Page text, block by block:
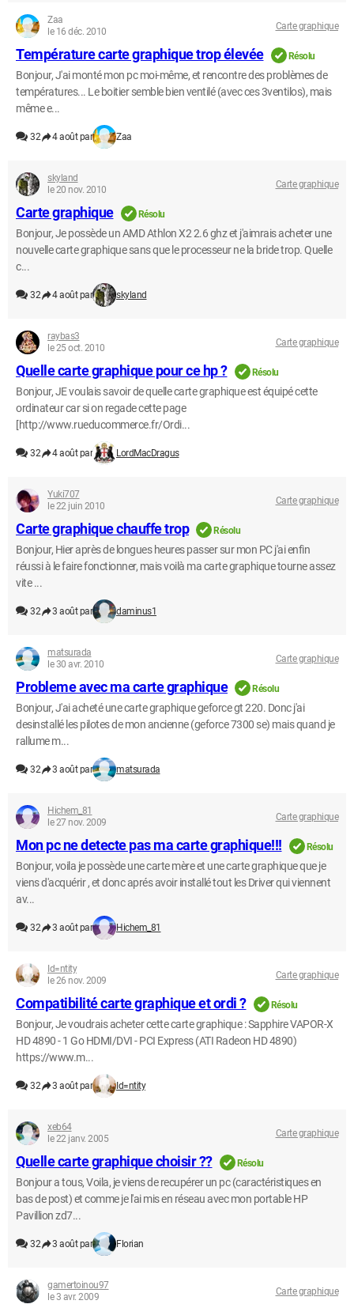
Zaa
le 16 déc. 2010
Carte graphique
Température carte graphique trop élevée Résolu
Bonjour, J'ai monté mon pc moi-même, et rencontre des problèmes de
températures... Le boitier semble bien ventilé (avec ces 3ventilos), mais
même e...
32 4 août par Zaa
skyland
le 20 nov. 2010
Carte graphique
Carte graphique Résolu
Bonjour, Je possède un AMD Athlon X2 2.6 ghz et j'aimrais acheter une
nouvelle carte graphique sans que le processeur ne la bride trop. Quelle
c...
32 4 août par skyland
raybas3
le 25 oct. 2010
Carte graphique
Quelle carte graphique pour ce hp ? Résolu
Bonjour, JE voulais savoir de quelle carte graphique est équipé cette
ordinateur car si on regade cette page
[http://www.rueducommerce.fr/Ordi...
32 4 août par LordMacDragus
Yuki707
le 22 juin 2010
Carte graphique
Carte graphique chauffe trop Résolu
Bonjour, Hier après de longues heures passer sur mon PC j'ai enfin
réussi à le faire fonctionner, mais voilà ma carte graphique tourne assez
vite ...
32 3 août par daminus1
matsurada
le 30 avr. 2010
Carte graphique
Probleme avec ma carte graphique Résolu
Bonjour, J'ai acheté une carte graphique geforce gt 220. Donc j'ai
desinstallé les pilotes de mon ancienne (geforce 7300 se) mais quand je
rallume m...
32 3 août par matsurada
Hichem_81
le 27 nov. 2009
Carte graphique
Mon pc ne detecte pas ma carte graphique!!! Résolu
Bonjour, voila je possède une carte mère et une carte graphique que je
viens d'acquérir , et donc aprés avoir installé tout les Driver qui viennent
av...
32 3 août par Hichem_81
Id=ntity
le 26 nov. 2009
Carte graphique
Compatibilité carte graphique et ordi ? Résolu
Bonjour, Je voudrais acheter cette carte graphique : Sapphire VAPOR-X
HD 4890 - 1 Go HDMI/DVI - PCI Express (ATI Radeon HD 4890)
https://www.m...
32 3 août par Id=ntity
xeb64
le 22 janv. 2005
Carte graphique
Quelle carte graphique choisir ?? Résolu
Bonjour a tous, Voila, je viens de recupérer un pc (caractéristiques en
bas de post) et comme je l'ai mis en réseau avec mon portable HP
Pavillion zd7...
32 3 août par Florian
gamertoinou97
le 3 avr. 2009
Carte graphique